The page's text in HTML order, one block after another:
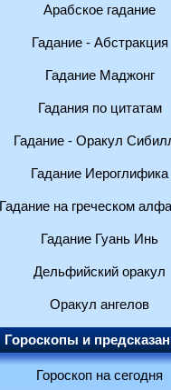
Арабское гадание
Гадание - Абстракция
Гадание Маджонг
Гадания по цитатам
Гадание - Оракул
Гадание Иероглифика
Гадание на греческом
Гадание Гуань Инь
Дельфийский оракул
Оракул ангелов
Гороскопы и
Гороскоп на сегодня